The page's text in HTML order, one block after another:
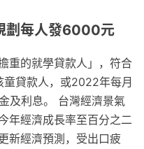
劃每人發6000元
重的就學貸款人」，符合
貸款人，或2022年每月
及利息。 台灣經濟景氣
年經濟成長率至百分之二
新經濟預測，受出口疲